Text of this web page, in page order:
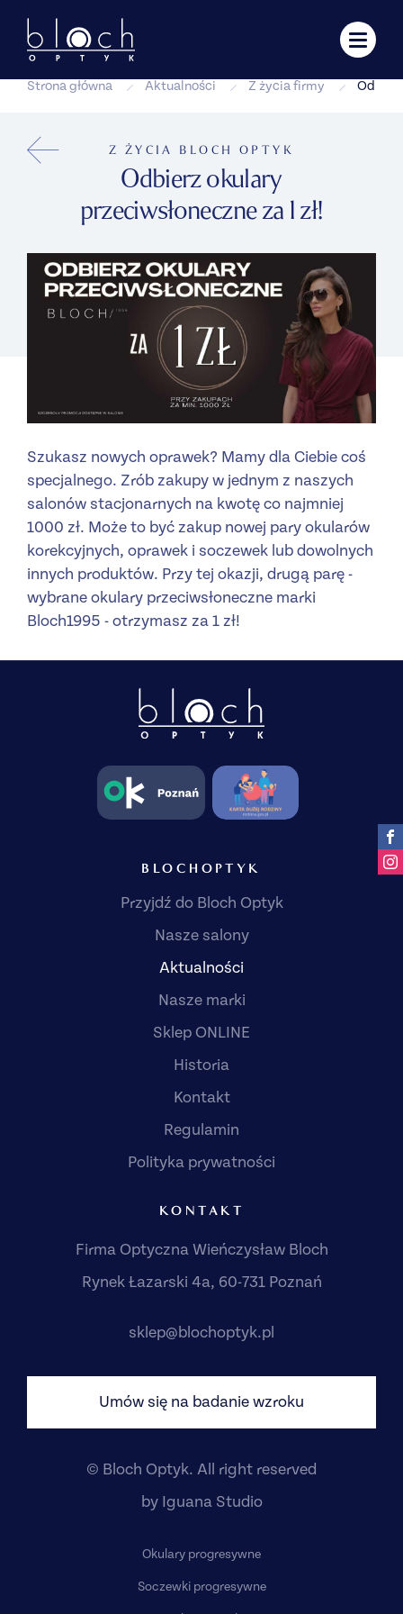
Strona główna Aktualności Z życia firmy
Z ŻYCIA BLOCH OPTYK
Odbierz okulary
przeciwsłoneczne za 1 zł!
Szukasz nowych oprawek? Mamy dla Ciebie coś
specjalnego. Zrób zakupy w jednym z naszych
salonów stacjonarnych na kwotę co najmniej
1000 zł. Może to być zakup nowej pary okularów
korekcyjnych, oprawek i soczewek lub dowolnych
innych produktów. Przy tej okazji, drugą parę -
wybrane okulary przeciwsłoneczne marki
Bloch1995 - otrzymasz za 1 zł!
BLOCHOPTYK
Przyjdź do Bloch Optyk
Nasze salony
Aktualności
Nasze marki
Sklep ONLINE
Historia
Kontakt
Regulamin
Polityka prywatności
KONTAKT
Firma Optyczna Wieńczysław Bloch
Rynek Łazarski 4a, 60-731 Poznań
sklep@blochoptyk.pl
Umów się na badanie wzroku
© Bloch Optyk. All right reserved
by Iguana Studio
Okulary progresywne
Soczewki progresywne